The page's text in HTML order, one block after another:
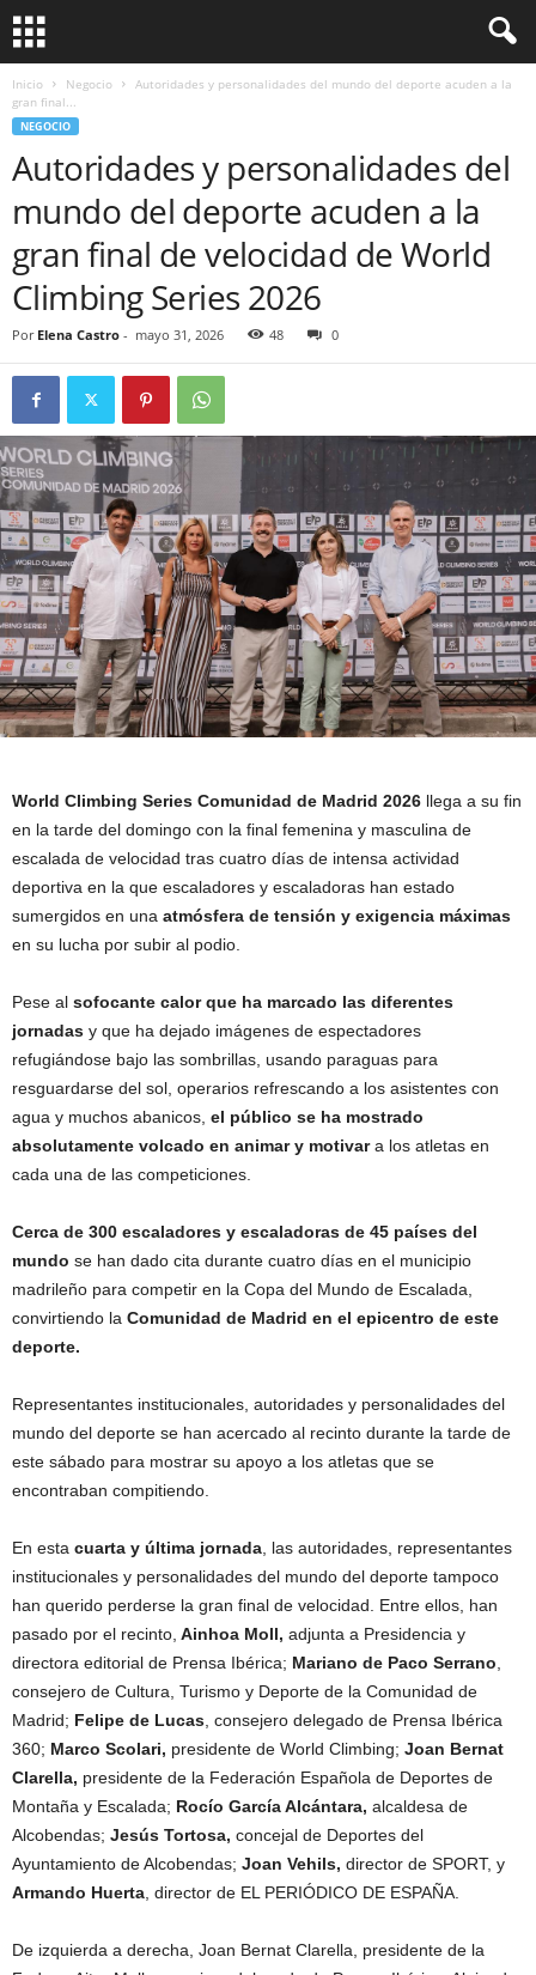
Inicio Negocio
Autoridades y personalidades del mundo del deporte acuden a la
gran final...
NEGOCIO
Autoridades y personalidades del
mundo del deporte acuden a la
gran final de velocidad de World
Climbing Series 2026
Por Elena Castro - mayo 31, 2026 48 0
World Climbing Series Comunidad de Madrid 2026 llega a su fin
en la tarde del domingo con la final femenina y masculina de
escalada de velocidad tras cuatro días de intensa actividad
deportiva en la que escaladores y escaladoras han estado
sumergidos en una atmósfera de tensión y exigencia máximas
en su lucha por subir al podio.
Pese al sofocante calor que ha marcado las diferentes
jornadas y que ha dejado imágenes de espectadores
refugiándose bajo las sombrillas, usando paraguas para
resguardarse del sol, operarios refrescando a los asistentes con
agua y muchos abanicos, el público se ha mostrado
absolutamente volcado en animar y motivara los atletas en
cada una de las competiciones.
Cerca de 300 escaladores y escaladoras de 45 países del
mundo se han dado cita durante cuatro días en el municipio
madrileño para competir en la Copa del Mundo de Escalada,
convirtiendo la Comunidad de Madrid en el epicentro de este
deporte.
Representantes institucionales, autoridades y personalidades del
mundo del deporte se han acercado al recinto durante la tarde de
este sábado para mostrar su apoyo a los atletas que se
encontraban compitiendo.
En esta cuarta y última jornada , las autoridades, representantes
institucionales y personalidades del mundo del deporte tampoco
han querido perderse la gran final de velocidad. Entre ellos, han
pasado por el recinto, Ainhoa Moll, adjunta a Presidencia y
directora editorial de Prensa Ibérica; Mariano de Paco Serrano
consejero de Cultura, Turismo y Deporte de la Comunidad de
Madrid; Felipe de Lucas , consejero delegado de Prensa Ibérica
360; Marco Scolari, presidente de World Climbing; Joan Bernat
Clarella, presidente de la Federación Española de Deportes de
Montaña y Escalada; Rocío García Alcántara, alcaldesa de
Alcobendas; Jesús Tortosa, concejal de Deportes del
Ayuntamiento de Alcobendas; Joan Vehils, director de SPORT, y
Armando Huerta , director de EL PERIÓDICO DE ESPAÑA.
De izquierda a derecha, Joan Bernat Clarella, presidente de la